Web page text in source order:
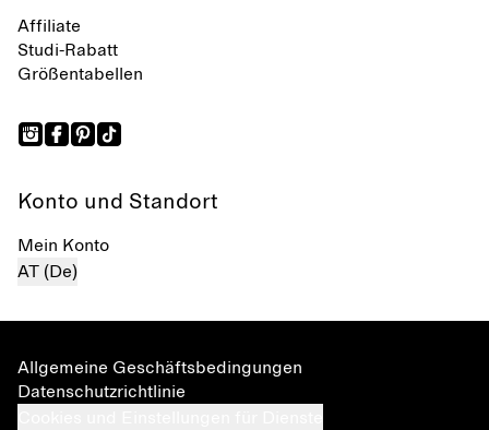
Affiliate
Studi-Rabatt
Größentabellen
Konto und Standort
Mein Konto
AT (De)
Allgemeine Geschäftsbedingungen
Datenschutzrichtlinie